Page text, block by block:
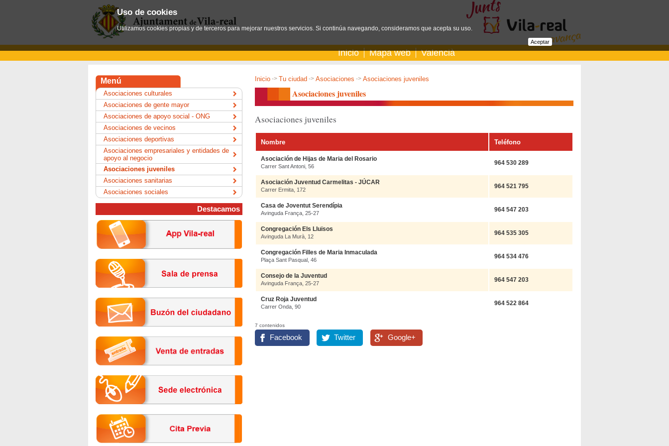
Inicio Mapa web Valencià
Inicio -> Tu ciudad -> Asociaciones -> Asociaciones juveniles
Asociaciones juveniles
Asociaciones juveniles
Nombre Teléfono
Asociación de Hijas de Maria del Rosario
Carrer Sant Antoni, 56 964 530 289
Asociación Juventud Carmelitas - JÚCAR
Carrer Ermita, 172 964 521 795
Casa de Joventut Serendípia
Avinguda França, 25-27 964 547 203
Congregación Els Lluïsos
Avinguda La Murà, 12 964 535 305
Congregación Filles de Maria Inmaculada
Plaça Sant Pasqual, 46 964 534 476
Consejo de la Juventud
Avinguda França, 25-27 964 547 203
Cruz Roja Juventud
Carrer Onda, 90 964 522 864
7 contenidos
Facebook Twitter Google+
Menú
Asociaciones culturales
Asociaciones de gente mayor
Asociaciones de apoyo social - ONG
Asociaciones de vecinos
Asociaciones deportivas
Asociaciones empresariales y entidades de
apoyo al negocio
Asociaciones juveniles
Asociaciones sanitarias
Asociaciones sociales
Destacamos
Uso de cookies
Utilizamos cookies propias y de terceros para mejorar nuestros servicios. Si continúa navegando, consideramos que acepta su uso.
Aceptar